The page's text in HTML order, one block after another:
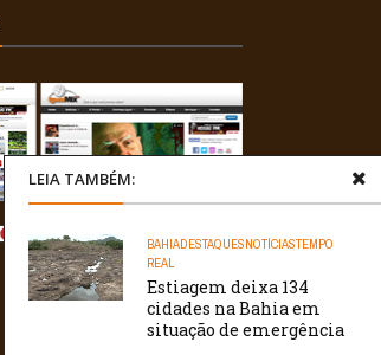
LEIA TAMBÉM:
BAHIADESTAQUESNOTÍCIASTEMPO
REAL
Estiagem deixa 134
cidades na Bahia em
situação de emergência